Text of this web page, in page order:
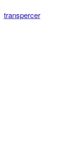
transpercer